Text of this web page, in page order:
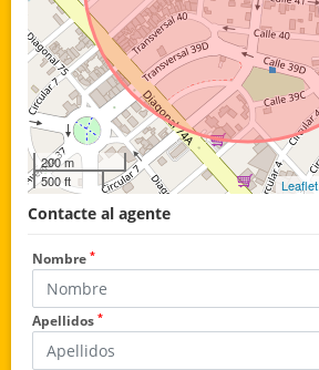
200 m
500 ft
Leaflet
Contacte al agente
Nombre *
Apellidos *